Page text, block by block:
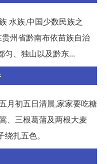
水族,中国少数民族之
州省黔南布依苗族自治
匀、独山以及黔东...
月初五日清晨,家家要吃糖
、三根葛蒲及两根大麦
扎五色。